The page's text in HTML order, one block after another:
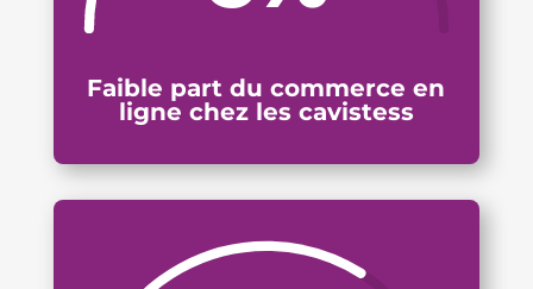
Faible part du commerce en
ligne chez les cavistess